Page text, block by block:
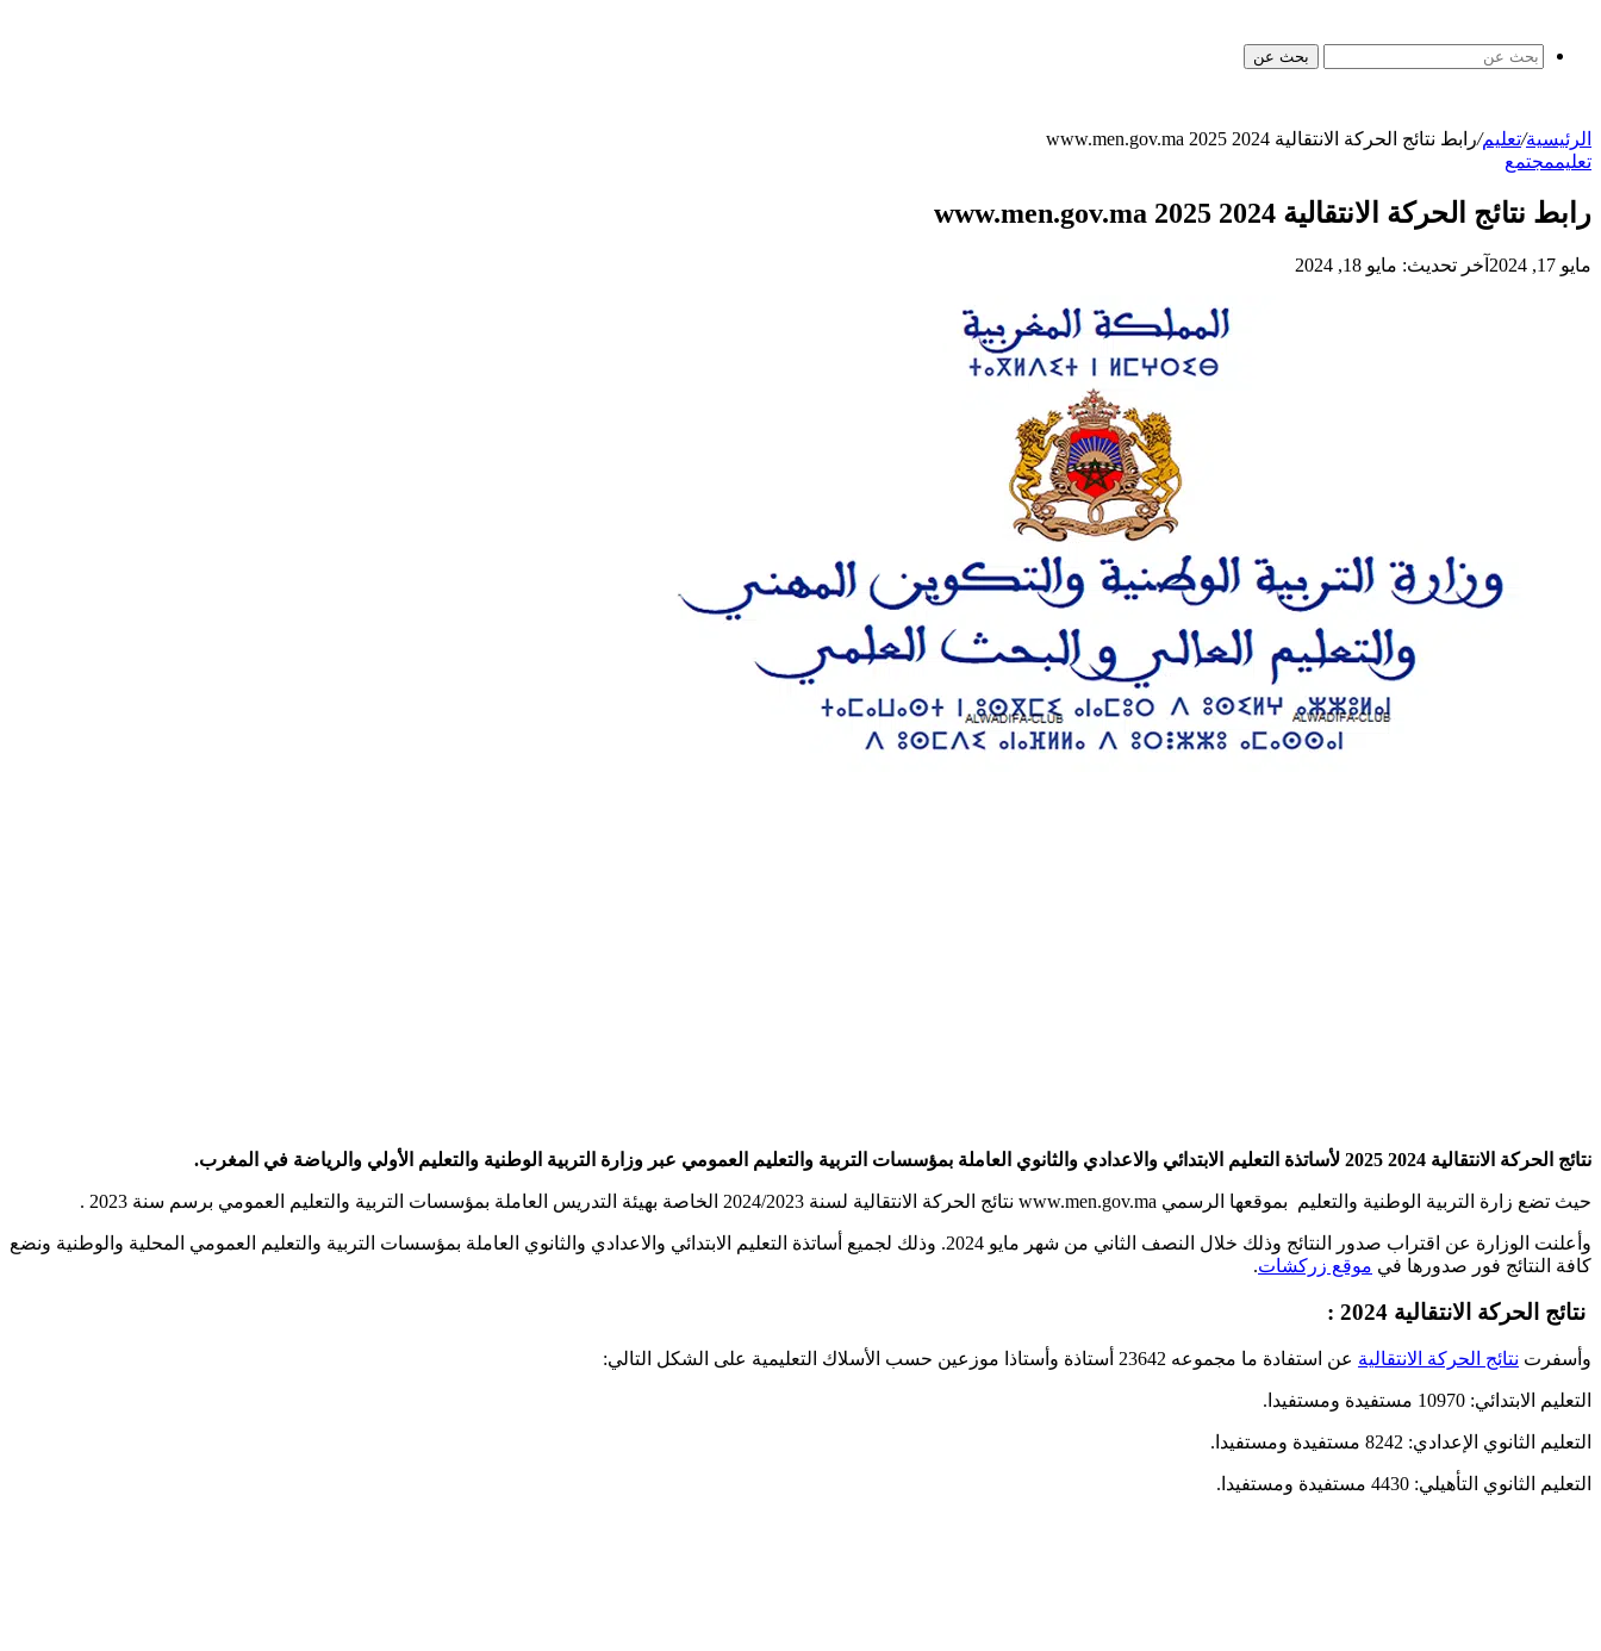
بحث عن
الرئيسية/تعليم/رابط نتائج الحركة الانتقالية 2024 2025 www.men.gov.ma
تعليممجتمع
رابط نتائج الحركة الانتقالية 2024 2025 www.men.gov.ma
مايو 17, 2024 آخر تحديث: مايو 18, 2024
نتائج الحركة الانتقالية 2024 2025 لأساتذة التعليم الابتدائي والاعدادي والثانوي العاملة بمؤسسات التربية والتعليم العمومي عبر وزارة التربية الوطنية والتعليم الأولي والرياضة في المغرب.
حيث تضع زارة التربية الوطنية والتعليم بموقعها الرسمي www.men.gov.ma نتائج الحركة الانتقالية لسنة 2024/2023 الخاصة بهيئة التدريس العاملة بمؤسسات التربية والتعليم العمومي برسم سنة 2023 .
وأعلنت الوزارة عن اقتراب صدور النتائج وذلك خلال النصف الثاني من شهر مايو 2024. وذلك لجميع أساتذة التعليم الابتدائي والاعدادي والثانوي العاملة بمؤسسات التربية والتعليم العمومي المحلية والوطنية ونضع
كافة النتائج فور صدورها في موقع زركشات.
نتائج الحركة الانتقالية 2024 :
وأسفرت نتائج الحركة الانتقالية عن استفادة ما مجموعه 23642 أستاذة وأستاذا موزعين حسب الأسلاك التعليمية على الشكل التالي:
التعليم الابتدائي: 10970 مستفيدة ومستفيدا.
التعليم الثانوي الإعدادي: 8242 مستفيدة ومستفيدا.
التعليم الثانوي التأهيلي: 4430 مستفيدة ومستفيدا.